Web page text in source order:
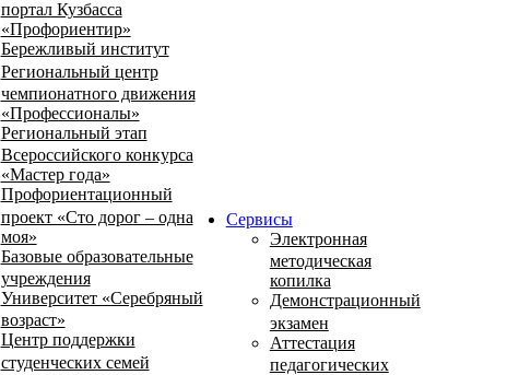
портал Кузбасса
«Профориентир»
Бережливый институт
Региональный центр
чемпионатного движения
«Профессионалы»
Региональный этап
Всероссийского конкурса
«Мастер года»
Профориентационный
проект «Сто дорог – одна
моя»
Базовые образовательные
учреждения
Университет «Серебряный
возраст»
Центр поддержки
студенческих семей
Сервисы
Электронная
методическая
копилка
Демонстрационный
экзамен
Аттестация
педагогических